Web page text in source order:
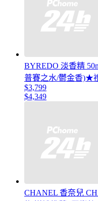
BYREDO 淡香精
普賽之水/鬱金香)★
$3,799
$4,349
CHANEL 香奈兒